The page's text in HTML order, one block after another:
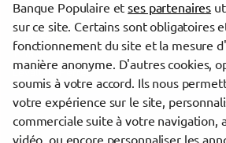
Clamart
Fresnes
Thiais
Levallois-Perret
Trouver une agence Banque Populaire
Banque Populaire etses partenaires
sur ce site. Certains sont obligatoires
fonctionnement du site et la mesure
manière anonyme. D'autres cookies,
soumis à votre accord. Ils nous
votre expérience sur le site,
commerciale suite à votre navigation,
vidéo, ou encore personnaliser les